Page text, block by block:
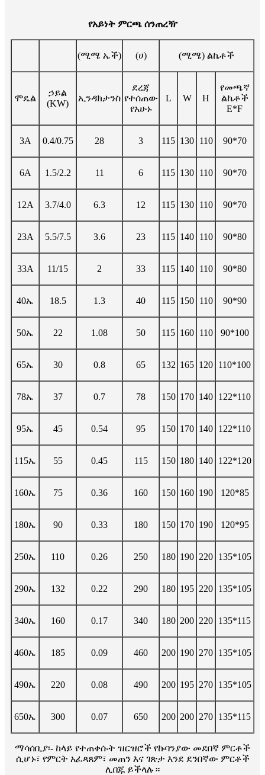
የአይነት ምርጫ ሰንጠረዥ
(ሚሜ ኤች) (ሀ) (ሚሜ) ልኬቶች
ሞዴል
ኃይል
(KW)
ኢንዳክታንስ
ደረጃ
የተሰጠው
የአሁኑ
L W H
የመጫኛ
ልኬቶች
E*F
3A 0.4/0.75 28 3 115 130 110 90*70
6A 1.5/2.2 11 6 115 130 110 90*70
12A 3.7/4.0 6.3 12 115 130 110 90*70
23A 5.5/7.5 3.6 23 115 140 110 90*80
33A 11/15 2 33 115 140 110 90*80
40ኤ 18.5 1.3 40 115 150 110 90*90
50ኤ 22 1.08 50 115 160 110 90*100
65ኤ 30 0.8 65 132 165 120 110*100
78ኤ 37 0.7 78 150 170 140 122*110
95ኤ 45 0.54 95 150 170 140 122*110
115ኤ 55 0.45 115 150 180 140 122*120
160ኤ 75 0.36 160 150 160 190 120*85
180ኤ 90 0.33 180 150 170 190 120*95
250ኤ 110 0.26 250 180 190 220 135*105
290ኤ 132 0.22 290 180 195 220 135*105
340ኤ 160 0.17 340 180 200 220 135*115
460ኤ 185 0.09 460 200 190 270 135*105
490ኤ 220 0.08 490 200 195 270 135*105
650ኤ 300 0.07 650 200 200 270 135*115
ማሳሰቢያ፡- ከላይ የተጠቀሱት ዝርዝሮች የኩባንያው መደበኛ ምርቶች
ሲሆኑ፣ የምርት አፈጻጸም፣ መጠን እና ገጽታ እንደ ደንበኛው ምርቶች
ሊበጁ ይችላሉ።